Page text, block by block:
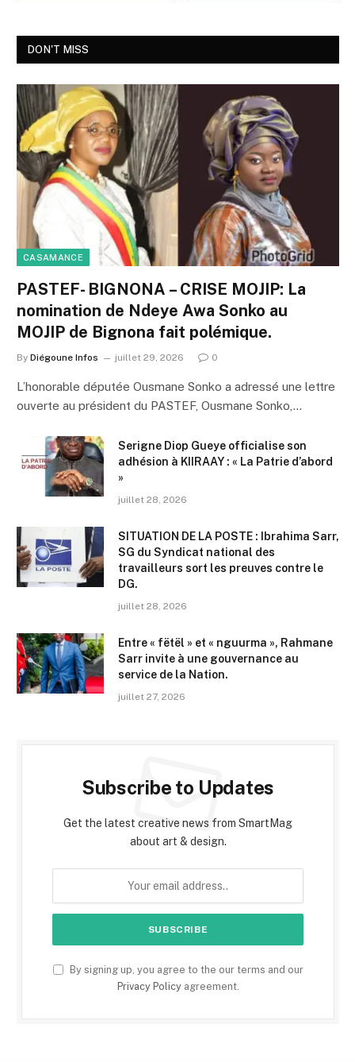
DON'T MISS
CASAMANCE
PASTEF- BIGNONA – CRISE MOJIP: La
nomination de Ndeye Awa Sonko au
MOJIP de Bignona fait polémique.
By Diégoune Infos juillet 29, 2026 0
L’honorable députée Ousmane Sonko a adressé une lettre
ouverte au président du PASTEF, Ousmane Sonko,…
Serigne Diop Gueye officialise son
adhésion à KIIRAAY : « La Patrie d’abord
»
juillet 28, 2026
SITUATION DE LA POSTE : Ibrahima Sarr,
SG du Syndicat national des
travailleurs sort les preuves contre le
DG.
juillet 28, 2026
Entre « fëtël » et « nguurma », Rahmane
Sarr invite à une gouvernance au
service de la Nation.
juillet 27, 2026
Subscribe to Updates
Get the latest creative news from SmartMag
about art & design.
By signing up, you agree to the our terms and our
Privacy Policyagreement.